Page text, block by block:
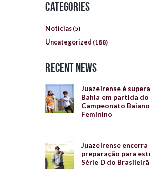
Categories
Notícias (5)
Uncategorized (188)
Recent News
Juazeirense é
Bahia em partida do
Campeonato Baiano
Feminino
Juazeirense encerra
preparação para
Série D do